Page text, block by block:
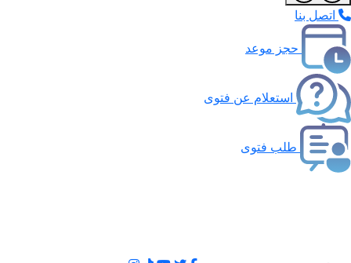
اتصل بنا
حجز موعد
استعلام عن فتوى
طلب فتوى